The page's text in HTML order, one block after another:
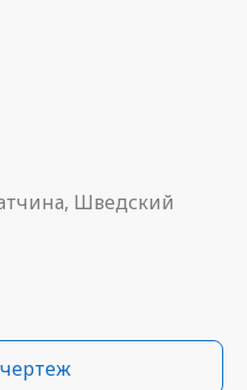
Шведский